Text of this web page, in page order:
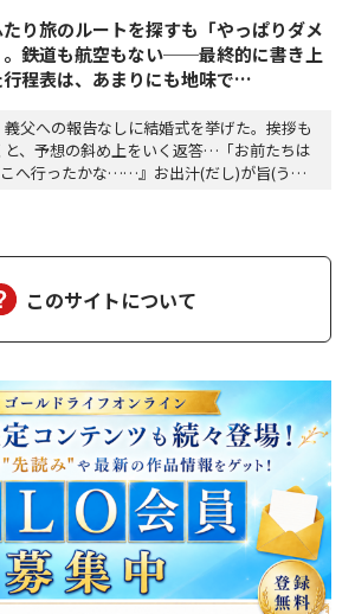
り旅のルートを探すも「やっぱりダメ
。鉄道も航空もない──最終的に書き上
行程表は、あまりにも地味で…
義父への報告なしに結婚式を挙げた。挨拶も
と、予想の斜め上をいく返答…「お前たちは
へ行ったかな……』お出汁(だし)が旨(うま)
ぶ。その流れで、階段の…
このサイトについて